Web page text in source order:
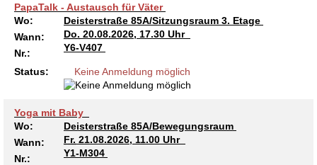
PapaTalk - Austausch für Väter
Wo:
Deisterstraße 85A/Sitzungsraum 3. Etage
Wann:
Do. 20.08.2026, 17.30 Uhr
Nr.:
Y6-V407
Status: Keine Anmeldung möglich
Yoga mit Baby
Wo:
Deisterstraße 85A/Bewegungsraum
Wann:
Fr. 21.08.2026, 11.00 Uhr
Nr.:
Y1-M304